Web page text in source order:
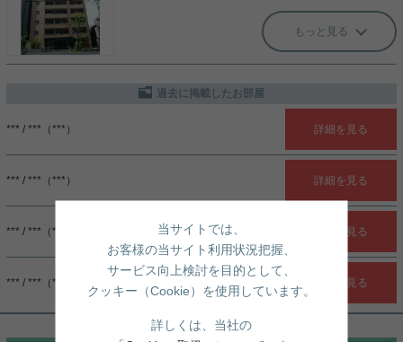
もっと見る
過去に掲載したお部屋
*** / ***（***） 詳細を見る
*** / ***（***） 詳細を見る
*** / ***（***） 詳細を見る
*** / ***（***） 詳細を見る
当サイトでは、
お客様の当サイト利用状況把握、
サービス向上検討を目的として、
クッキー（Cookie）を使用しています。
詳しくは、当社の